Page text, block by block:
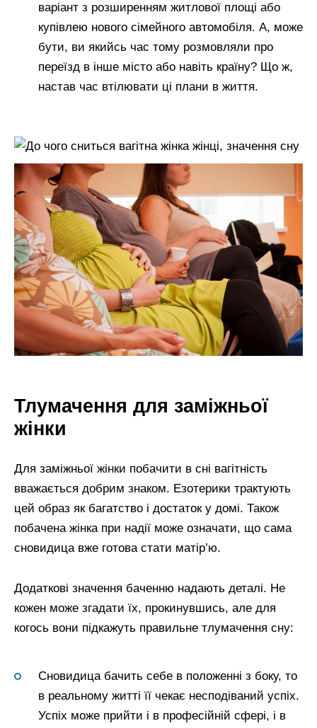
варіант з розширенням житлової площі або
купівлею нового сімейного автомобіля. А, може
бути, ви якийсь час тому розмовляли про
переїзд в інше місто або навіть країну? Що ж,
настав час втілювати ці плани в життя.
Тлумачення для заміжньої
жінки
Для заміжньої жінки побачити в сні вагітність
вважається добрим знаком. Езотерики трактують
цей образ як багатство і достаток у домі. Також
побачена жінка при надії може означати, що сама
сновидица вже готова стати матір’ю.
Додаткові значення баченню надають деталі. Не
кожен може згадати їх, прокинувшись, але для
когось вони підкажуть правильне тлумачення сну:
Сновидица бачить себе в положенні з боку, то
в реальному житті її чекає несподіваний успіх.
Успіх може прийти і в професійній сфері, і в